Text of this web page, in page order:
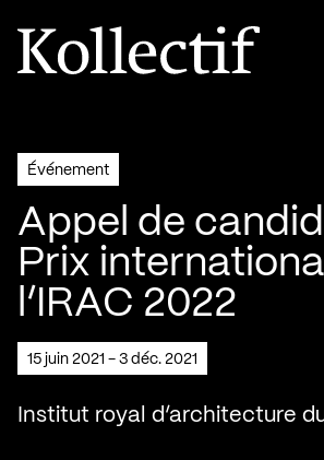
Aller à la page d'accueil
Logo Kollectif
Événement
Appel de
Prix
l’IRAC 2022
15 juin 2021 - 3 déc. 2021
Institut royal d’architecture